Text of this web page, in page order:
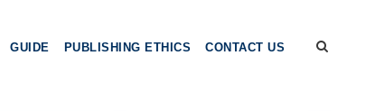
GUIDE PUBLISHING ETHICS CONTACT US